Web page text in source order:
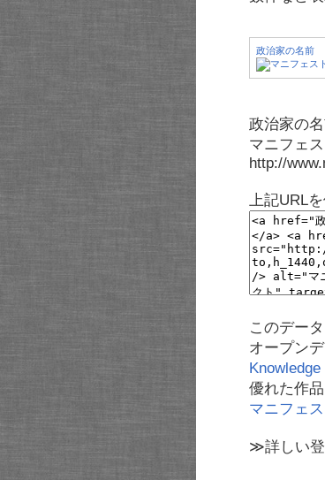
政治家の名前
政治家の
マニフェ
http://
上記URL
このデー
オープン
優れた作
マニフェ
≫詳しい